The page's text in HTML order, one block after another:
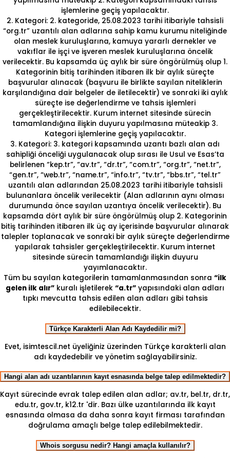
işlemlerine geçiş yapılacaktır.
2. Kategori: 2. kategoride, 25.08.2023 tarihi itibariyle tahsisli
“org.tr” uzantılı alan adlarına sahip kamu kurumu niteliğinde
olan meslek kuruluşlarına, kamuya yararlı dernekler ve
vakıflar ile işçi ve işveren meslek kuruluşlarına öncelik
verilecektir. Bu kapsamda üç aylık bir süre öngörülmüş olup 1.
Kategorinin bitiş tarihinden itibaren ilk bir aylık süreçte
başvurular alınacak (başvuru ile birlikte sayılan niteliklerin
karşılandığına dair belgeler de iletilecektir) ve sonraki iki aylık
süreçte ise değerlendirme ve tahsis işlemleri
gerçekleştirilecektir. Kurum internet sitesinde sürecin
tamamlandığına ilişkin duyuru yapılmasına müteakip 3.
Kategori işlemlerine geçiş yapılacaktır.
3. Kategori: 3. kategori kapsamında uzantı bazlı alan adı
sahipliği önceliği uygulanacak olup sırası ile Usul ve Esas’ta
belirlenen “kep.tr”, “av.tr”, “dr.tr”, “com.tr”, “org.tr”, “net.tr”,
“gen.tr”, “web.tr”, “name.tr”, “info.tr”, “tv.tr”, “bbs.tr”, “tel.tr”
uzantılı alan adlarından 25.08.2023 tarihi itibariyle tahsisli
bulunanlara öncelik verilecektir (Alan adlarının aynı olması
durumunda önce sayılan uzantıya öncelik verilecektir). Bu
kapsamda dört aylık bir süre öngörülmüş olup 2. Kategorinin
bitiş tarihinden itibaren ilk üç ay içerisinde başvurular alınarak
talepler toplanacak ve sonraki bir aylık süreçte değerlendirme
yapılarak tahsisler gerçekleştirilecektir. Kurum internet
sitesinde sürecin tamamlandığı ilişkin duyuru
yayımlanacaktır.
Tüm bu sayılan kategorilerin tamamlanmasından sonra “ilk
gelen ilk alır” kuralı işletilerek “a.tr” yapısındaki alan adları
tıpkı mevcutta tahsis edilen alan adları gibi tahsis
edilebilecektir.
Türkçe Karakterli Alan Adı Kaydedilir mi?
Evet, isimtescil.net üyeliğiniz üzerinden Türkçe karakterli alan
adı kaydedebilir ve yönetim sağlayabilirsiniz.
Hangi alan adı uzantılarının kayıt esnasında belge talep edilmektedir?
Kayıt sürecinde evrak talep edilen alan adlar; av.tr, bel.tr, dr.tr,
edu.tr, gov.tr, k12.tr 'dir. Bazı ülke uzantılarında ilk kayıt
esnasında olmasa da daha sonra kayıt firması tarafından
doğrulama amaçlı belge talep edilebilmektedir.
Whois sorgusu nedir? Hangi amaçla kullanılır?